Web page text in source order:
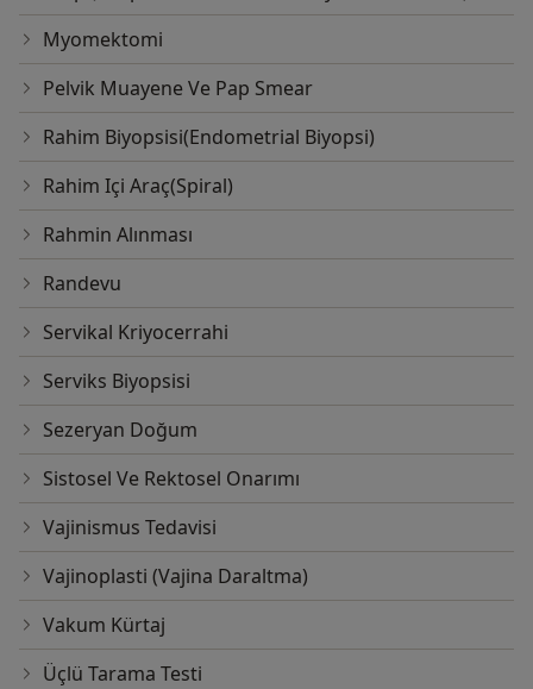
Myomektomi
Pelvik Muayene Ve Pap Smear
Rahim Biyopsisi(Endometrial Biyopsi)
Rahim Içi Araç(Spiral)
Rahmin Alınması
Randevu
Servikal Kriyocerrahi
Serviks Biyopsisi
Sezeryan Doğum
Sistosel Ve Rektosel Onarımı
Vajinismus Tedavisi
Vajinoplasti (Vajina Daraltma)
Vakum Kürtaj
Üçlü Tarama Testi